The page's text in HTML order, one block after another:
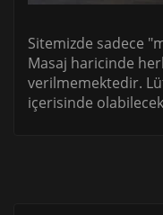
Sitemizde sadece
Masaj haricinde
verilmemektedir.
içerisinde